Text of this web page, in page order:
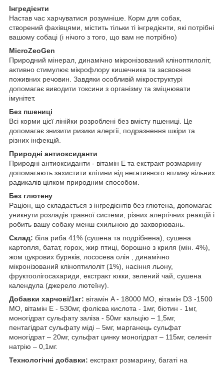
Інгредієнти
Настав час харчуватися розумніше. Корм для собак,
створений фахівцями, містить тільки ті інгредієнти, які потрібні
вашому собаці (і нічого з того, що вам не потрібно)
MicroZeoGen
Природний мінерал, динамічно мікронізований кліноптилоліт,
активно стимулює мікрофлору кишечника та засвоєння
поживних речовин. Завдяки особливій мікроструктурі
допомагає виводити токсини з організму та зміцнювати
імунітет.
Без пшениці
Всі корми цієї лінійки розроблені без вмісту пшениці. Це
допомагає знизити ризики алергії, подразнення шкіри та
різних інфекцій.
Природні антиоксиданти
Природні антиоксиданти - вітамін Е та екстракт розмарину
допомагають захистити клітини від негативного впливу вільних
радикалів цілком природним способом.
Без глютену
Раціон, що складається з інгредієнтів без глютена, допомагає
уникнути розладів травної системи, різних алергічних реакцій і
робить вашу собаку менш схильною до захворювань.
Склад: біла риба 41% (сушена та подрібнена), сушена
картопля, батат, горох, жир птиці, борошно з криля (мін. 4%),
жом цукрових буряків, лососева олія , динамічно
мікронізований кліноптилоліт (1%), насіння льону,
фруктоолігосахариди, екстракт юкки, зелений чай, сушена
календула (джерело лютеїну).
Добавки харчові/1кг: вітамін A - 18000 MО, вітамін D3 -1500
MО, вітамін E - 530мг, фолієва кислота - 1мг, біотин - 1мг,
моногідрат сульфату заліза - 50мг кальцію – 1,5мг,
пентагідрат сульфату міді – 5мг, марганець сульфат
моногідрат – 20мг, сульфат цинку моногідрат – 115мг, селеніт
натрію – 0,1мг.
Технологічні добавки: екстракт розмарину, багаті на